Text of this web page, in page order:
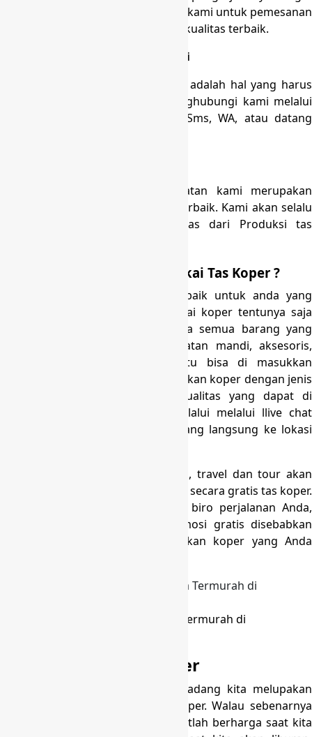
kami perhatikan. Silahkan hubungi kami untuk pemesanan
Tas Koper Haji dan Umroh dengan kualitas terbaik.
Mudah Dalam Berkomunikasi
Kemudahan dalam berkomunikasi adalah hal yang harus
kami prioritaskan. Anda bisa menghubungi kami melalui
melalui llive chat ,Email, Telpon, Sms, WA, atau datang
Tas Koper Haji dan Umroh buatan kami merupakan
produksi dengan kualitas bahan terbaik. Kami akan selalu
berusaha mengedepankan kualitas dari Produksi tas
Kenapa Saatnya Anda Memakai Tas Koper ?
Tas koper ialah pilihan yang terbaik untuk anda yang
senang traveling. Dengan memakai koper tentunya saja
anda dengan gampang membawa semua barang yang
Anda perlukan. Dari mulai peralatan mandi, aksesoris,
baju, bahkan juga sepatu begitu bisa di masukkan
kedalam koper ini. Segeralah dapatkan koper dengan jenis
yang dapat di pesan dengan kualitas yang dapat di
andalkan menghubungi kami melalui melalui llive chat
,Email, Telpon, Sms, WA, atau datang langsung ke lokasi
Buat anda pemilik biro perjalanan, travel dan tour akan
begitu bagus memberikan promosi secara gratis tas koper.
Dengan di cantumkan merk dari biro perjalanan Anda,
maka Anda akan mendapat promosi gratis disebabkan
customer akan selalu menggunakan koper yang Anda
Produksi Tas Koper Umroh Harga Termurah di
Cara merawat Tas Koper
Selesai jalan-jalan atau berlibur, kadang kita melupakan
satu hal, adalah cara merawat koper. Walau sebenarnya
kita tahu fungsi dari alat ini sangatlah berharga saat kita